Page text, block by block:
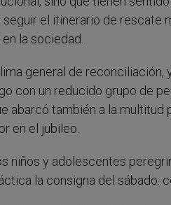
el itinerario de rescate
la sociedad.
general de reconciliación,
con un reducido grupo de
abarcó también a la multitud
en el jubileo.
niños y adolescentes
la consigna del sábado: